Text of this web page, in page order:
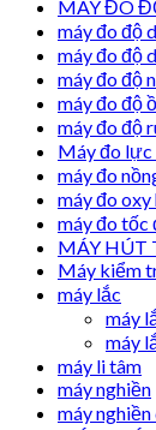
MÁY ĐO
máy đo độ
máy đo độ
máy đo độ
máy đo độ
máy đo độ
Máy đo
máy đo
máy đo oxy
máy đo tốc
MÁY HÚT
Máy kiểm
máy lắc
máy
máy
máy li tâm
máy nghiền
máy